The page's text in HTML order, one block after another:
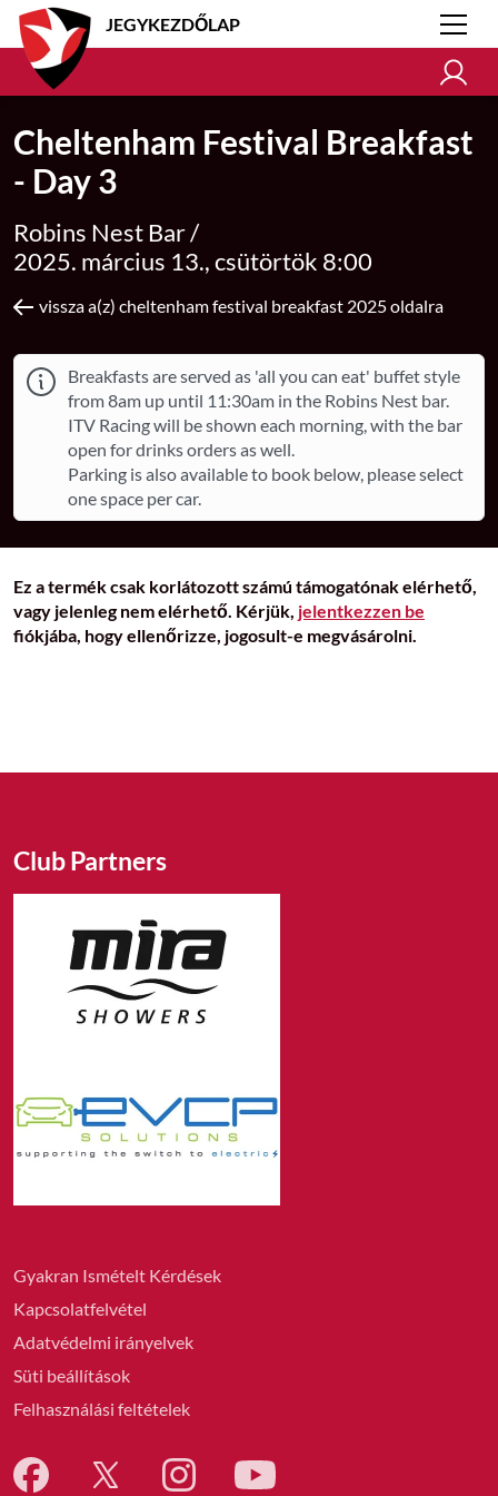
JEGYKEZDŐLAP
Cheltenham Festival Breakfast
- Day 3
Robins Nest Bar /
2025. március 13., csütörtök 8:00
vissza a(z) cheltenham festival breakfast 2025 oldalra
Breakfasts are served as 'all you can eat' buffet style
from 8am up until 11:30am in the Robins Nest bar.
ITV Racing will be shown each morning, with the bar
open for drinks orders as well.
Parking is also available to book below, please select
one space per car.
Ez a termék csak korlátozott számú támogatónak elérhető,
vagy jelenleg nem elérhető. Kérjük, jelentkezzen be
fiókjába, hogy ellenőrizze, jogosult-e megvásárolni.
Gyakran Ismételt Kérdések
Kapcsolatfelvétel
Adatvédelmi irányelvek
Süti beállítások
Felhasználási feltételek
Club Partners